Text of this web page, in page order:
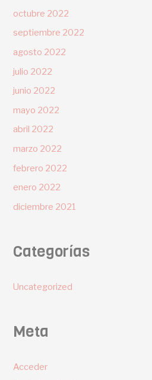
octubre 2022
septiembre 2022
agosto 2022
julio 2022
junio 2022
mayo 2022
abril 2022
marzo 2022
febrero 2022
enero 2022
diciembre 2021
Categorías
Uncategorized
Meta
Acceder